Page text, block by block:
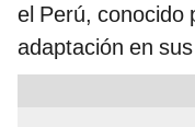
el Perú, conocido
adaptación en